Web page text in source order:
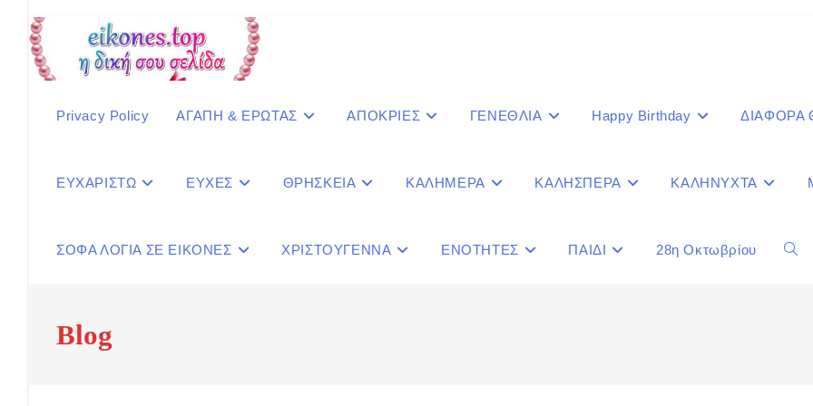
content
Privacy Policy ΑΓΑΠΗ & ΕΡΩΤΑΣ ΑΠΟΚΡΙΕΣ ΓΕΝΕΘΛΙΑ Happy Birthday ΔΙΑΦΟΡΑ
ΕΥΧΑΡΙΣΤΩ ΕΥΧΕΣ ΘΡΗΣΚΕΙΑ ΚΑΛΗΜΕΡΑ ΚΑΛΗΣΠΕΡΑ ΚΑΛΗΝΥΧΤΑ
ΣΟΦΑ ΛΟΓΙΑ ΣΕ ΕΙΚΟΝΕΣ ΧΡΙΣΤΟΥΓΕΝΝΑ ΕΝΟΤΗΤΕΣ ΠΑΙΔΙ 28η Οκτωβρίου
Blog